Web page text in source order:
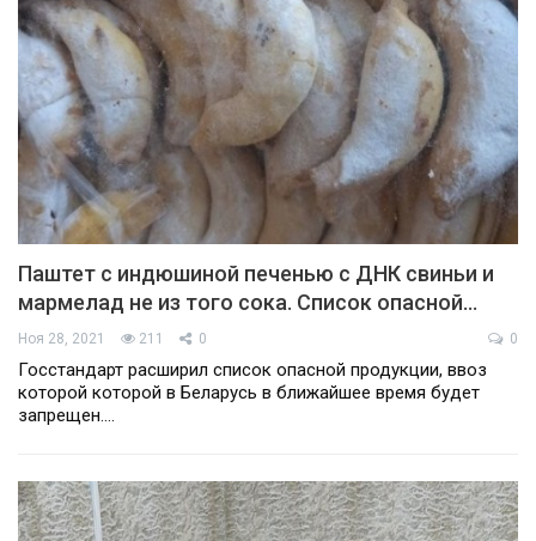
Паштет с индюшиной печенью с ДНК свиньи и
мармелад не из того сока. Список опасной…
Ноя 28, 2021 211 0 0
Госстандарт расширил список опасной продукции, ввоз
которой которой в Беларусь в ближайшее время будет
запрещен.…